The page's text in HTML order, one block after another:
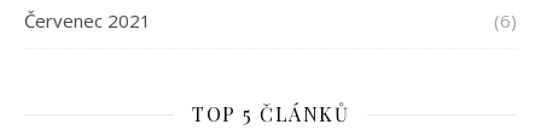
Červenec 2021 (6)
TOP 5 ČLÁNKŮ